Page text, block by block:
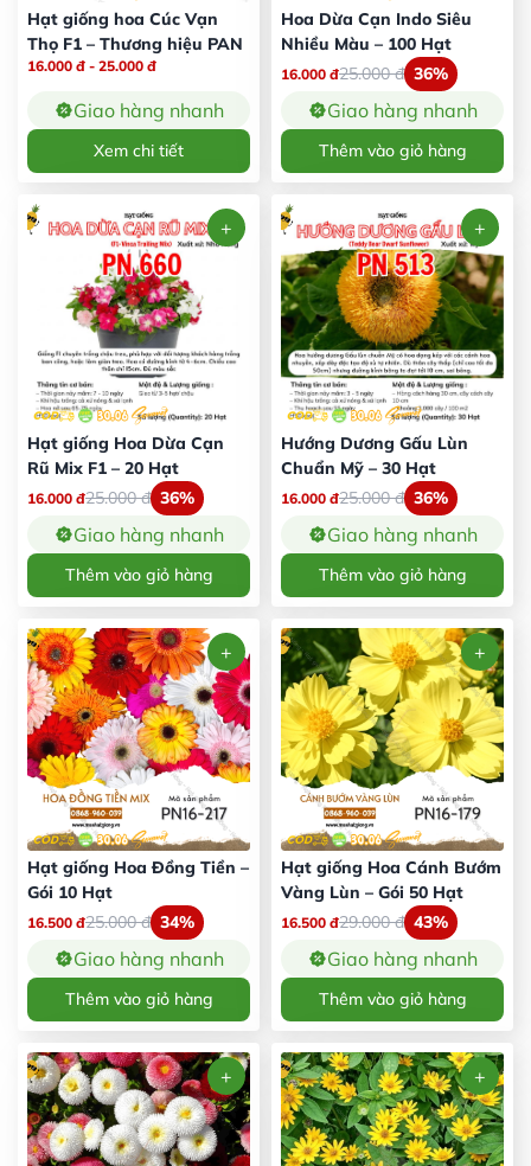
Hạt giống hoa Cúc Vạn
Thọ F1 – Thương hiệu PAN
16.000 đ - 25.000 đ
Giao hàng nhanh
Xem chi tiết
Hoa Dừa Cạn Indo Siêu
Nhiều Màu – 100 Hạt
16.000 đ25.000đ 36%
Giao hàng nhanh
Thêm vào giỏ hàng
Hạt giống Hoa Dừa Cạn
Rũ Mix F1 – 20 Hạt
16.000 đ25.000đ 36%
Giao hàng nhanh
Thêm vào giỏ hàng
Hướng Dương Gấu Lùn
Chuẩn Mỹ – 30 Hạt
16.000 đ25.000đ 36%
Giao hàng nhanh
Thêm vào giỏ hàng
Hạt giống Hoa Đồng Tiền –
Gói 10 Hạt
16.500 đ25.000đ 34%
Giao hàng nhanh
Thêm vào giỏ hàng
Hạt giống Hoa Cánh Bướm
Vàng Lùn – Gói 50 Hạt
16.500 đ29.000đ 43%
Giao hàng nhanh
Thêm vào giỏ hàng